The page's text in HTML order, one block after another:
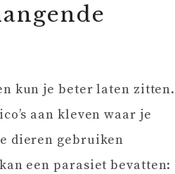
kun je beter laten zitten.
aan kleven waar je
dieren gebruiken
een parasiet bevatten: